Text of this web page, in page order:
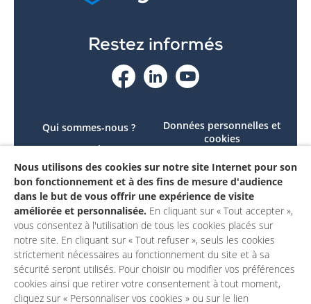
Restez informés
Qui sommes-nous ?
Le projet
Contactez-nous
Mon compte
Données personnelles et
cookies
conforme
Mentions légales
Nous utilisons des cookies sur notre site Internet pour son
bon fonctionnement et à des fins de mesure d'audience
dans le but de vous offrir une expérience de visite
améliorée et personnalisée. En cliquant sur « Tout accepter »,
vous consentez à l'utilisation de tous les cookies placés sur
notre site. En cliquant sur « Tout refuser », seuls les cookies
strictement nécessaires au fonctionnement du site et à sa
sécurité seront utilisés. Pour choisir ou modifier vos préférences
cookies ainsi que retirer votre consentement à tout moment,
cliquez sur « Personnaliser vos cookies » ou sur le lien